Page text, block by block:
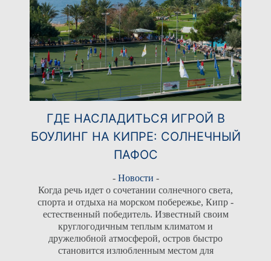
ГРУППА
НАШИ ОТЕЛИ
ПРЕДЛОЖЕНИЯ
ЭЛИТНЫЙ КЛАСС
ЭЛИКСИР СПА
СВАДЬБЫ
ДЕЯТЕЛЬНОСТЬ
ОНЛАЙН-РЕГИСТРАЦИИ
ВСТРЕЧИ
ОТЕЛИ РАЗВЛЕЧЕНИЯ И
МЕРОПРИЯТИЯ
СВЯЖИТЕСЬ С
ONLINE CHECK-IN
ASIMINA SUITES HOTEL*****
ATHENA BEACH HOTEL
PIONEER BEACH HOTEL
ГДЕ НАСЛАДИТЬСЯ ИГРОЙ В
БОУЛИНГ НА КИПРЕ: СОЛНЕЧНЫЙ
ПАФОС
- Новости -
Когда речь идет о сочетании солнечного света,
спорта и отдыха на морском побережье, Кипр -
естественный победитель. Известный своим
круглогодичным теплым климатом и
дружелюбной атмосферой, остров быстро
становится излюбленным местом для